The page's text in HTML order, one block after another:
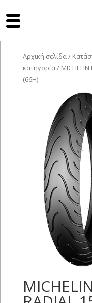
Αρχική σελίδα/
κατηγορία/ MICHELIN
(66H)